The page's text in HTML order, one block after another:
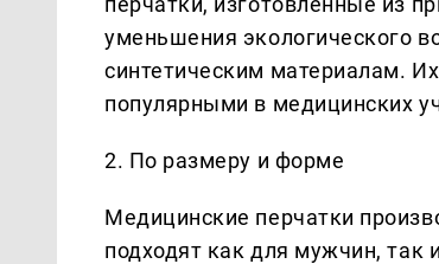
уменьшения экологического
синтетическим материалам.
популярными в медицинских
2. По размеру и форме
Медицинские перчатки
подходят как для мужчин,